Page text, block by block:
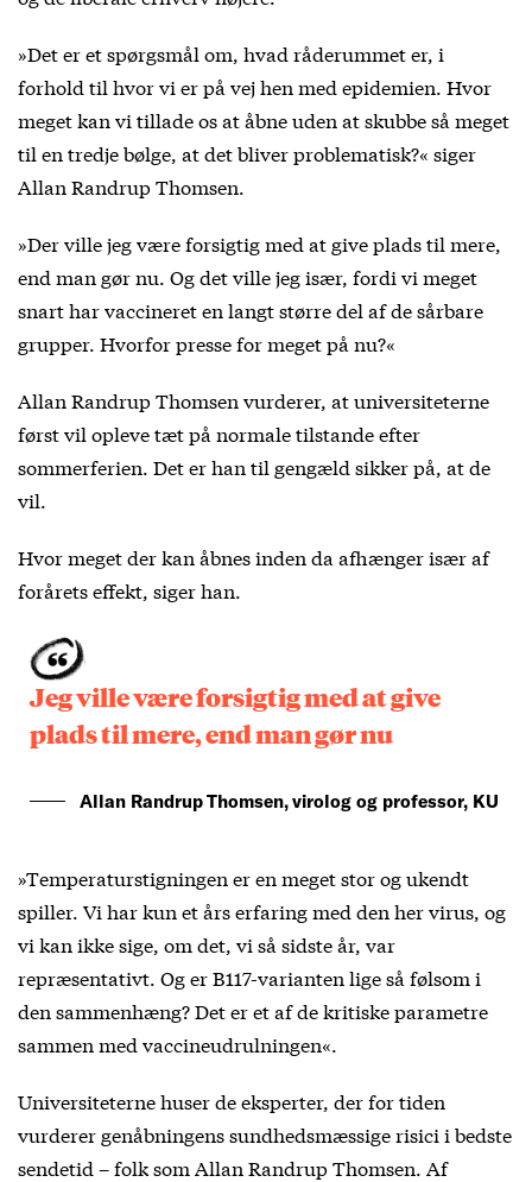
»Det er et spørgsmål om, hvad råderummet er, i
forhold til hvor vi er på vej hen med epidemien. Hvor
meget kan vi tillade os at åbne uden at skubbe så meget
til en tredje bølge, at det bliver problematisk?« siger
Allan Randrup Thomsen.
»Der ville jeg være forsigtig med at give plads til mere,
end man gør nu. Og det ville jeg især, fordi vi meget
snart har vaccineret en langt større del af de sårbare
grupper. Hvorfor presse for meget på nu?«
Allan Randrup Thomsen vurderer, at universiteterne
først vil opleve tæt på normale tilstande efter
sommerferien. Det er han til gengæld sikker på, at de
vil.
Hvor meget der kan åbnes inden da afhænger især af
forårets effekt, siger han.
Jeg ville være forsigtig med at give
plads til mere, end man gør nu
Allan Randrup Thomsen, virolog og professor, KU
»Temperaturstigningen er en meget stor og ukendt
spiller. Vi har kun et års erfaring med den her virus, og
vi kan ikke sige, om det, vi så sidste år, var
repræsentativt. Og er B117-varianten lige så følsom i
den sammenhæng? Det er et af de kritiske parametre
sammen med vaccineudrulningen«.
Universiteterne huser de eksperter, der for tiden
vurderer genåbningens sundhedsmæssige risici i bedste
sendetid – folk som Allan Randrup Thomsen. Af